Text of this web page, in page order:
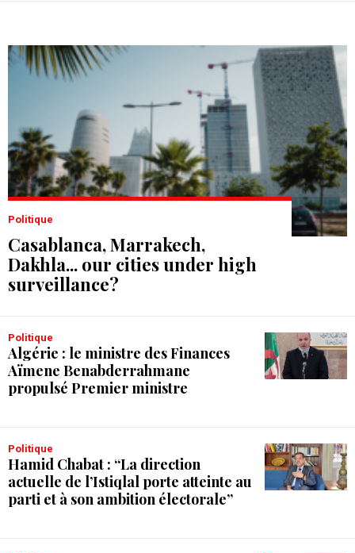
Politique
Casablanca, Marrakech,
Dakhla... our cities under high
surveillance?
Politique
Algérie : le ministre des Finances
Aïmene Benabderrahmane
propulsé Premier ministre
Politique
Hamid Chabat : “La direction
actuelle de l’Istiqlal porte atteinte au
parti et à son ambition électorale”